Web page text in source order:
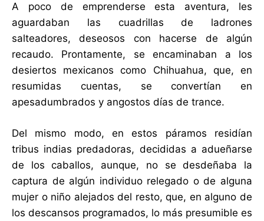
A poco de emprenderse esta aventura, les
aguardaban las cuadrillas de ladrones
salteadores, deseosos con hacerse de algún
recaudo. Prontamente, se encaminaban a los
desiertos mexicanos como Chihuahua, que, en
resumidas cuentas, se convertían en
apesadumbrados y angostos días de trance.
Del mismo modo, en estos páramos residían
tribus indias predadoras, decididas a adueñarse
de los caballos, aunque, no se desdeñaba la
captura de algún individuo relegado o de alguna
mujer o niño alejados del resto, que, en alguno de
los descansos programados, lo más presumible es